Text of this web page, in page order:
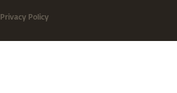
Privacy Policy